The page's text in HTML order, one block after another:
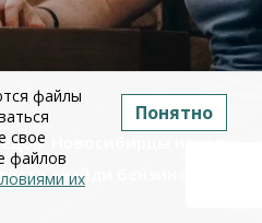
Новосибирцы начали
«найди бензин»
файлы
свое
файлов
их
Понятно